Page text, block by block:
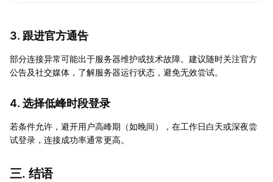
3. 跟进官方通告
部分连接异常可能出于服务器维护或技术故障。建议随时关注官方
公告及社交媒体，了解服务器运行状态，避免无效尝试。
4. 选择低峰时段登录
若条件允许，避开用户高峰期（如晚间），在工作日白天或深夜尝
试登录，连接成功率通常更高。
三. 结语